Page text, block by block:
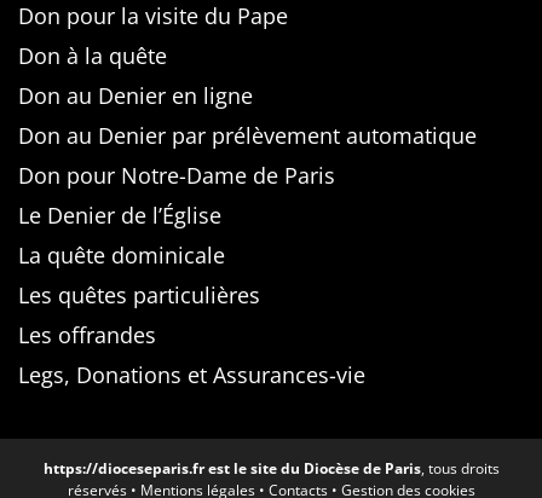
Don pour la visite du Pape
Don à la quête
Don au Denier en ligne
Don au Denier par prélèvement automatique
Don pour Notre-Dame de Paris
Le Denier de l’Église
La quête dominicale
Les quêtes particulières
Les offrandes
Legs, Donations et Assurances-vie
https://dioceseparis.frest le site du Diocèse de Paris, tous droits
réservés • Mentions légales• Contacts• Gestion des cookies